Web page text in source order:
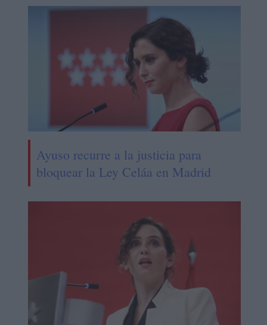
Ayuso recurre a la justicia para
bloquear la Ley Celáa en Madrid